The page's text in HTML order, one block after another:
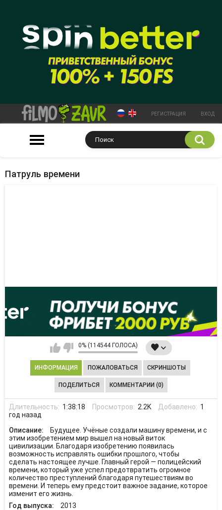
РЕГИСТРАЦИЯ ВХОД
Патруль времени
0% (114544 ГОЛОСА)
ИНФОРМАЦИЯ ПОЖАЛОВАТЬСЯ СКРИНШОТЫ
ПОДЕЛИТЬСЯ КОММЕНТАРИИ (0)
Длительность: 1:38:18 Просмотров: 2.2K Добавлено: 1
год назад
Описание:
Будущее. Учёные создали машину времени, и с
этим изобретением мир вышел на новый виток
цивилизации. Благодаря изобретению появилась
возможность исправлять ошибки прошлого, чтобы
сделать настоящее лучше. Главный герой — полицейский
времени, который уже успел предотвратить огромное
количество преступлений благодаря путешествиям во
времени. И теперь ему предстоит важное задание, которое
изменит его жизнь.
Год выпуска:
2013